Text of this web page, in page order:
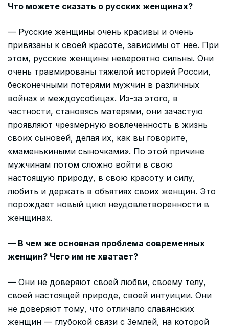
Что можете сказать о русских женщинах?
— Русские женщины очень красивы и очень
привязаны к своей красоте, зависимы от нее. При
этом, русские женщины невероятно сильны. Они
очень травмированы тяжелой историей России,
бесконечными потерями мужчин в различных
войнах и междоусобицах. Из-за этого, в
частности, становясь матерями, они зачастую
проявляют чрезмерную вовлеченность в жизнь
своих сыновей, делая их, как вы говорите,
«маменькиными сыночками». По этой причине
мужчинам потом сложно войти в свою
настоящую природу, в свою красоту и силу,
любить и держать в объятиях своих женщин. Это
порождает новый цикл неудовлетворенности в
женщинах.
— В чем же основная проблема современных
женщин? Чего им не хватает?
— Они не доверяют своей любви, своему телу,
своей настоящей природе, своей интуиции. Они
не доверяют тому, что отличало славянских
женщин — глубокой связи с Землей, на которой